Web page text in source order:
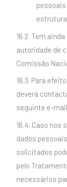
16.2. Tem
autoridade de
Comissão
16.3. Para
deverá
seguinte e-mail
16.4. Caso nos
dados
solicitados
pelo
necessários